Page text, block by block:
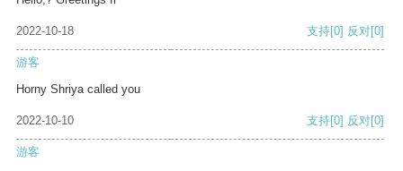
2022-10-18 支持[0] 反对[0]
游客
Horny Shriya called you
2022-10-10 支持[0] 反对[0]
游客